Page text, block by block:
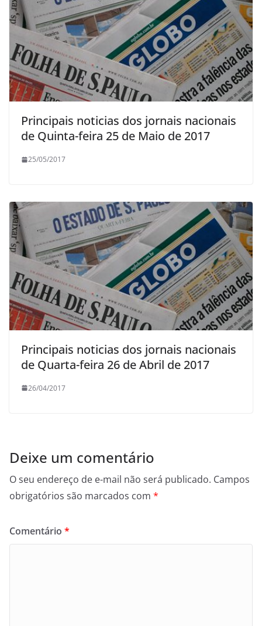
Principais noticias dos jornais nacionais
de Quinta-feira 25 de Maio de 2017
25/05/2017
Principais noticias dos jornais nacionais
de Quarta-feira 26 de Abril de 2017
26/04/2017
Deixe um comentário
O seu endereço de e-mail não será publicado. Campos
obrigatórios são marcados com *
Comentário *